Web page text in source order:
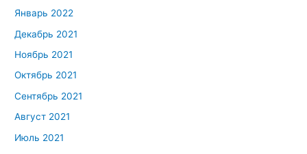
Январь 2022
Декабрь 2021
Ноябрь 2021
Октябрь 2021
Сентябрь 2021
Август 2021
Июль 2021